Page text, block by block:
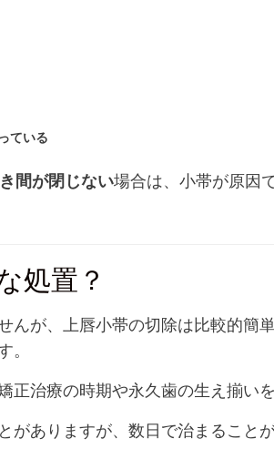
ている
間が閉じない場合は、小帯が原因
処置？
んが、上唇小帯の切除は比較的簡
正治療の時期や永久歯の生え揃い
ありますが、数日で治まることが